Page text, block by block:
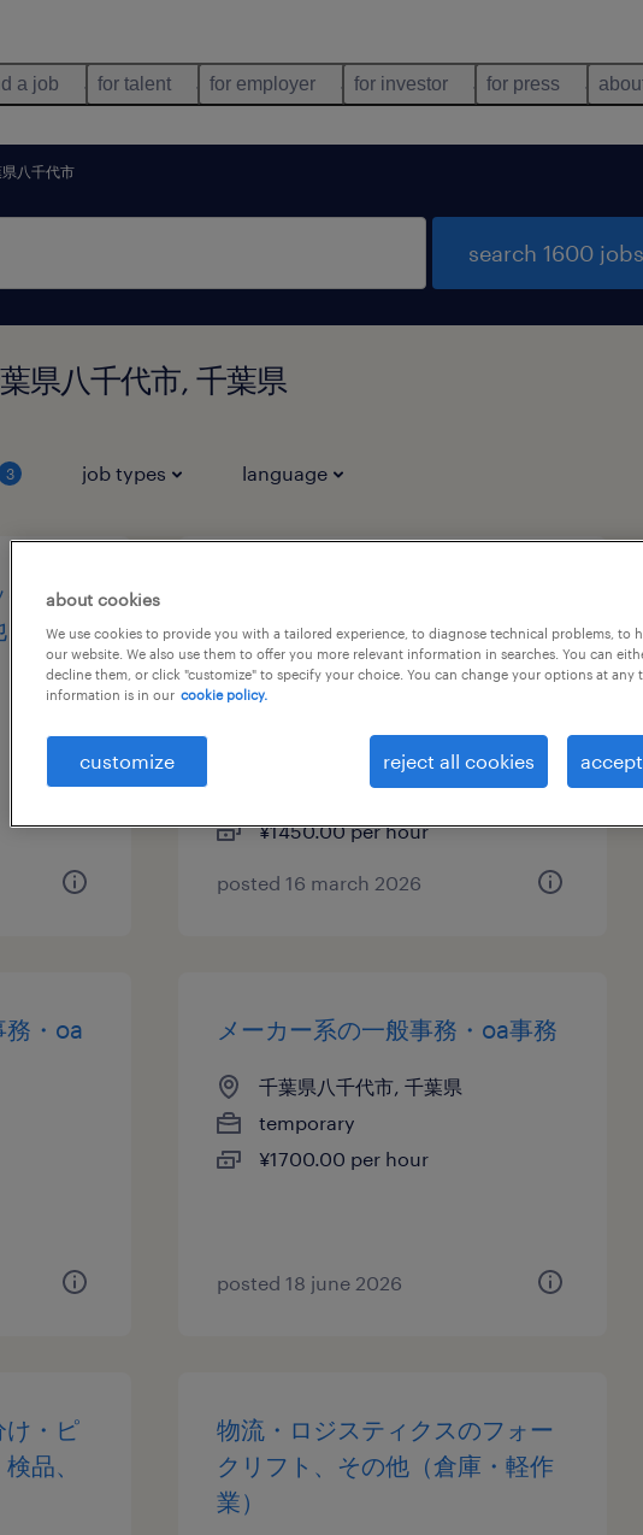
a job for talent for employer for investor for press
八千代市
search 1600 jobs
県八千代市, 千葉県
3 job types language
キン
（倉
け・ピッキング・梱包、検品、
入出荷、その他（倉庫・軽作
業）
千葉県八千代市, 千葉県
¥1450.00 per hour
posted 16 march 2026
務・oa
メーカー系の一般事務・oa事務
千葉県八千代市, 千葉県
temporary
¥1700.00 per hour
posted 18 june 2026
け・ピ
品、
物流・ロジスティクスのフォー
クリフト、その他（倉庫・軽作
業）
about cookies
We use cookies to provide you with a tailored experience, to diagnose technical problems, to
our website. We also use them to offer you more relevant information in searches. You can
decline them, or click "customize" to specify your choice. You can change your options at any
information is in our cookie policy.
customize reject all cookies